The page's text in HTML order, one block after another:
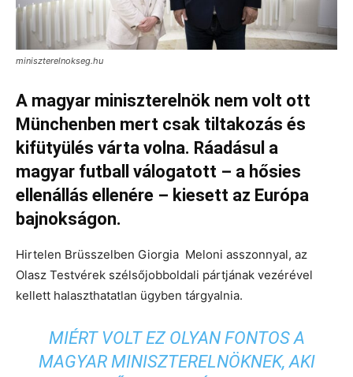
miniszterelnokseg.hu
A magyar miniszterelnök nem volt ott
Münchenben mert csak tiltakozás és
kifütyülés várta volna. Ráadásul a
magyar futball válogatott – a hősies
ellenállás ellenére – kiesett az Európa
bajnokságon.
Hirtelen Brüsszelben Giorgia Meloni asszonnyal, az
Olasz Testvérek szélsőjobboldali pártjának vezérével
kellett halaszthatatlan ügyben tárgyalnia.
MIÉRT VOLT EZ OLYAN FONTOS A
MAGYAR MINISZTERELNÖKNEK, AKI